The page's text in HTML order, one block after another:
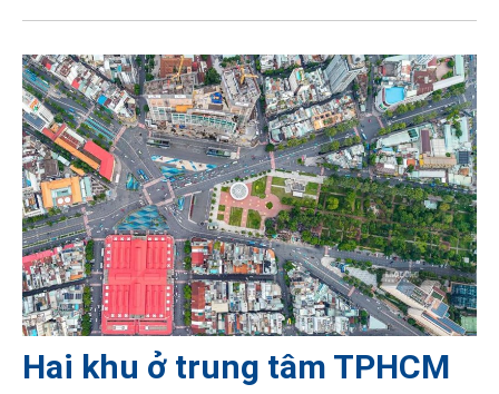
Hai khu ở trung tâm TPHCM